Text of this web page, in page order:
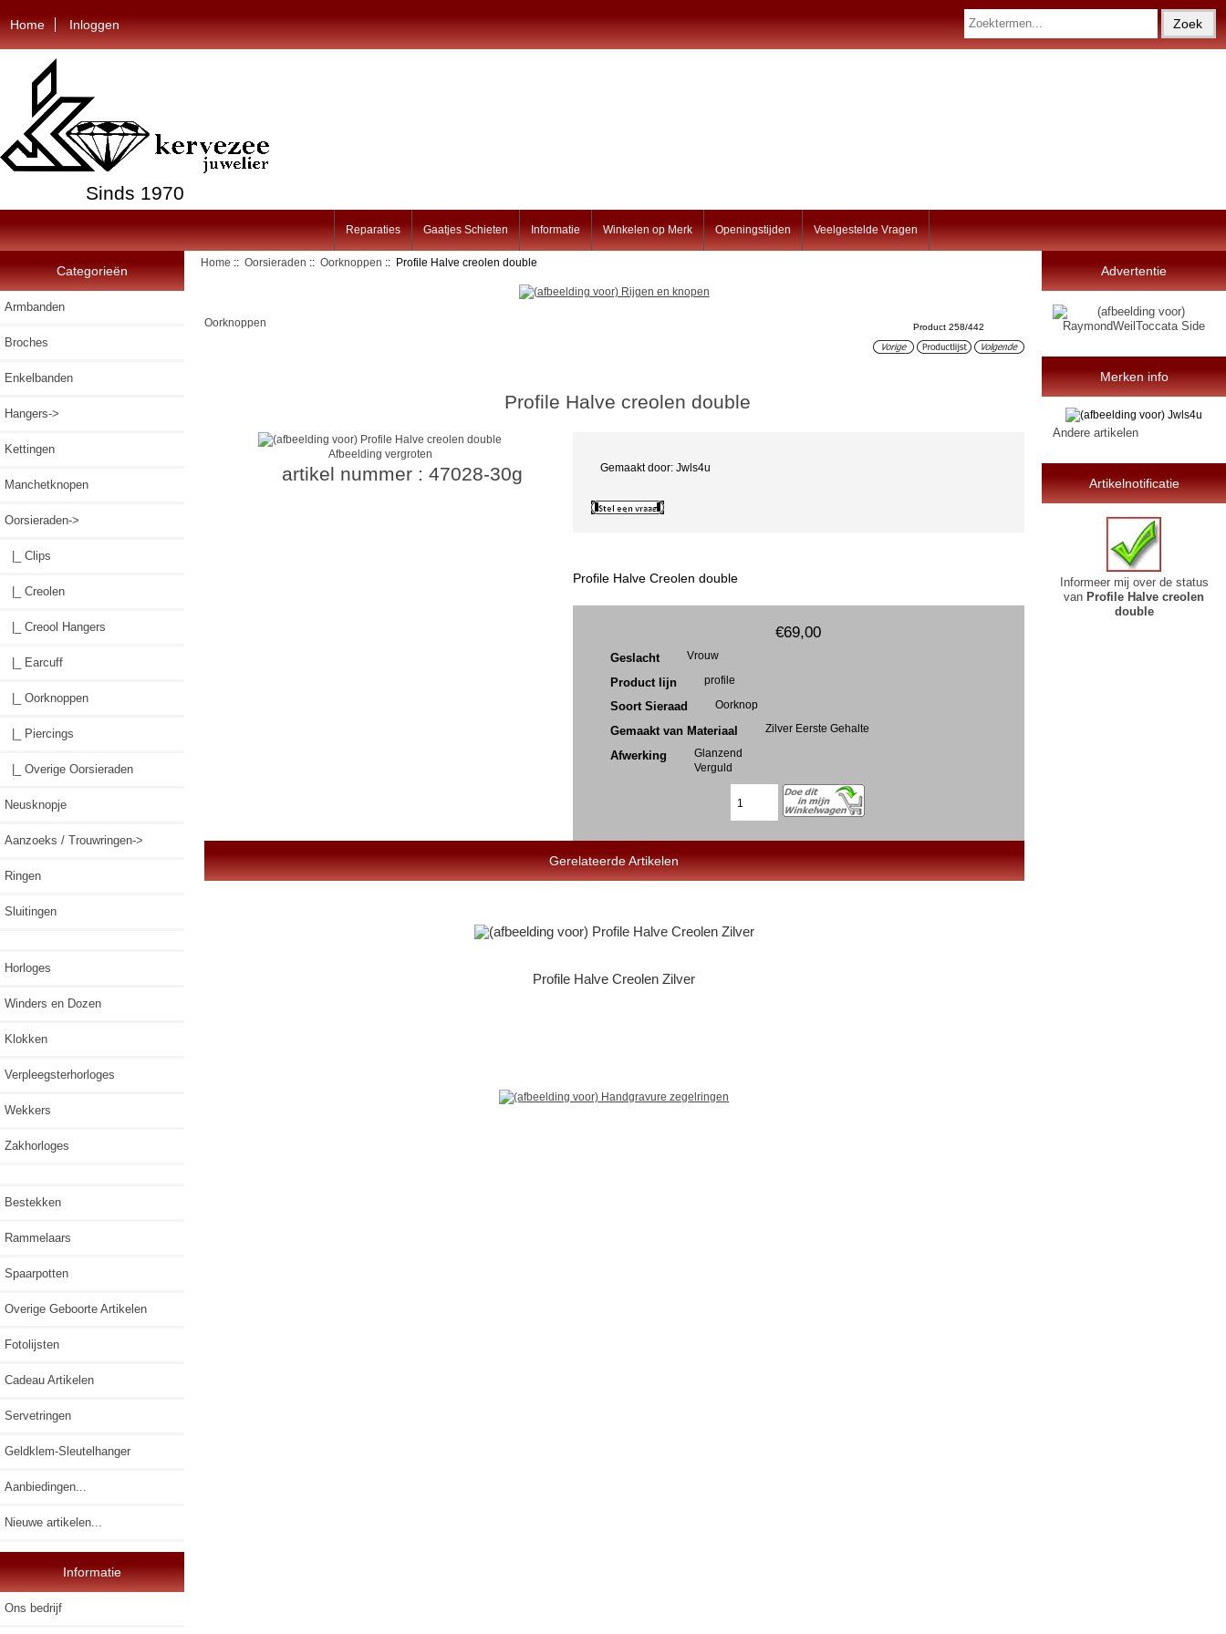
Home Inloggen
Sinds 1970
Reparaties Gaatjes Schieten Informatie Winkelen op Merk Openingstijden Veelgestelde Vragen
Categorieën
Armbanden
Broches
Enkelbanden
Hangers->
Kettingen
Manchetknopen
Oorsieraden->
|_ Clips
|_ Creolen
|_ Creool Hangers
|_ Earcuff
|_ Oorknoppen
|_ Piercings
|_ Overige Oorsieraden
Neusknopje
Aanzoeks / Trouwringen->
Ringen
Sluitingen
Horloges
Winders en Dozen
Klokken
Verpleegsterhorloges
Wekkers
Zakhorloges
Bestekken
Rammelaars
Spaarpotten
Overige Geboorte Artikelen
Fotolijsten
Cadeau Artikelen
Servetringen
Geldklem-Sleutelhanger
Aanbiedingen...
Nieuwe artikelen...
Informatie
Ons bedrijf
Home ::Oorsieraden ::Oorknoppen :: Profile Halve creolen double
Oorknoppen Product 258/442
Profile Halve creolen double
Afbeelding vergroten
Gemaakt door: Jwls4u
artikel nummer : 47028-30g
Profile Halve Creolen double
€69,00
Geslacht Vrouw
Product lijn profile
Soort Sieraad Oorknop
Gemaakt van Materiaal Zilver Eerste Gehalte
Afwerking
Glanzend
Verguld
Gerelateerde Artikelen
Profile Halve Creolen Zilver
Advertentie
Merken info
Andere artikelen
Artikelnotificatie
Informeer mij over de status
van Profile Halve creolen
double